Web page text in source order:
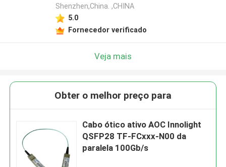
Shenzhen,China. ,CHINA
5.0
Fornecedor verificado
Veja mais
Obter o melhor preço para
Cabo ótico ativo AOC Innolight
QSFP28 TF-FCxxx-N00 da
paralela 100Gb/s